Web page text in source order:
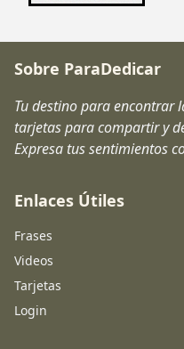
Sobre ParaDedicar
Tu destino para encontrar
tarjetas para compartir y
Expresa tus sentimientos
Enlaces Útiles
Frases
Videos
Tarjetas
Login